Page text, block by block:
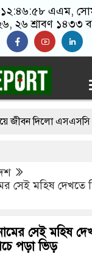
১২:৪৬:৫৯ এএম,
২৬ শ্রাবণ ১৪৩৩
দিলো এসএসসি
শিক্ষার্থীর নামই
এখন পুনর্গঠনের পালা:
সেই মহিষ দেখতে
সেই মহিষ
পড়া ভিড়